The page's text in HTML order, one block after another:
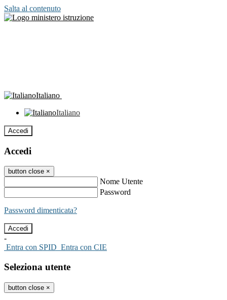
Salta al contenuto
Italiano
Italiano
Accedi
Accedi
button close ×
Nome Utente
Password
Password dimenticata?
-
Entra con SPID Entra con CIE
Seleziona utente
button close ×